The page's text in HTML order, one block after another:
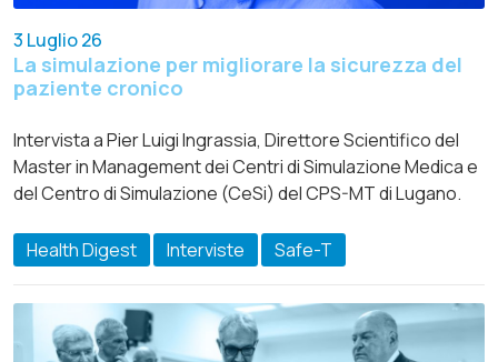
3 Luglio 26
La simulazione per migliorare la sicurezza del
paziente cronico
Intervista a Pier Luigi Ingrassia, Direttore Scientifico del
Master in Management dei Centri di Simulazione Medica e
del Centro di Simulazione (CeSi) del CPS-MT di Lugano.
Health Digest Interviste Safe-T